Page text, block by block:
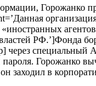
Горожанко
«иностранных
РФ.’]Фонда
через специальный
пароля. Горожанко
заходил в